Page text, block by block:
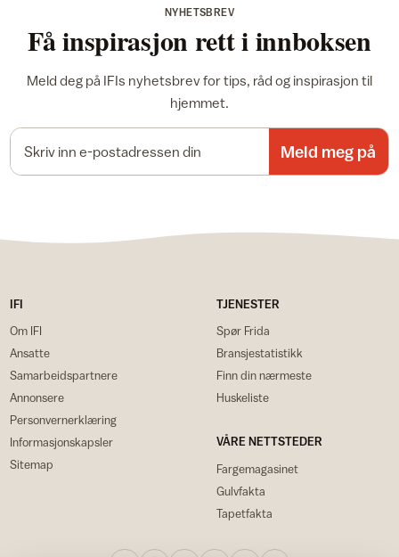
NYHETSBREV
Få inspirasjon rett i innboksen
Meld deg på IFIs nyhetsbrev for tips, råd og inspirasjon til
hjemmet.
Meld meg på
IFI
Om IFI
Ansatte
Samarbeidspartnere
Annonsere
Personvernerklæring
Informasjonskapsler
Sitemap
TJENESTER
Spør Frida
Bransjestatistikk
Finn din nærmeste
Huskeliste
VÅRE NETTSTEDER
Fargemagasinet
Gulvfakta
Tapetfakta